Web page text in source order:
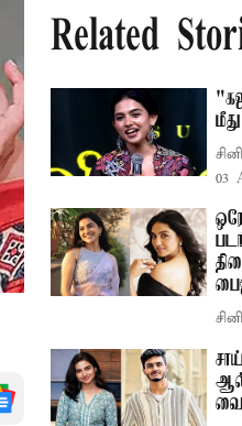
Related
03